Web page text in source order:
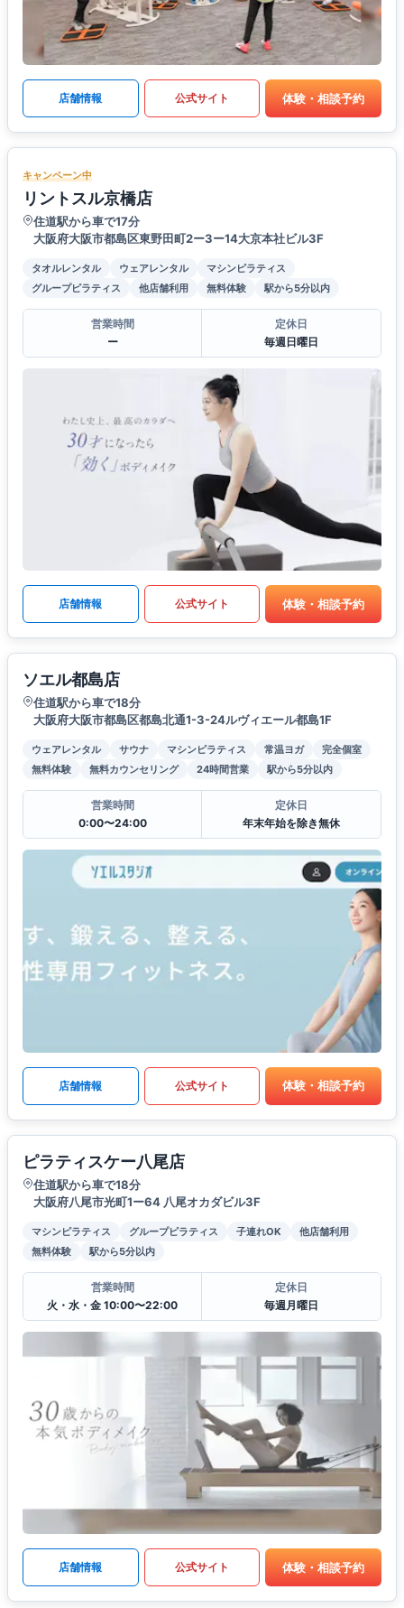
店舗情報 公式サイト 体験・相談予約
キャンペーン中
リントスル京橋店
住道駅から車で17分
大阪府大阪市都島区東野田町2ー3ー14大京本社ビル3F
タオルレンタル ウェアレンタル
マシンピラティス
グループピラティス
他店舗利用 無料体験 駅から5分以内
営業時間
ー
定休日
毎週日曜日
店舗情報 公式サイト 体験・相談予約
ソエル都島店
住道駅から車で18分
大阪府大阪市都島区都島北通1-3-24ルヴィエール都島1F
ウェアレンタル サウナ マシンピラティス 常温ヨガ
完全個室
無料体験
無料カウンセリング 24時間営業 駅から5分以内
営業時間
0:00〜24:00
定休日
年末年始を除き無休
店舗情報 公式サイト 体験・相談予約
ピラティスケー八尾店
住道駅から車で18分
大阪府八尾市光町1ー64 八尾オカダビル3F
マシンピラティス グループピラティス 子連れOK
他店舗利用
無料体験
駅から5分以内
営業時間
火・水・金 10:00〜22:00
定休日
毎週月曜日
店舗情報 公式サイト 体験・相談予約